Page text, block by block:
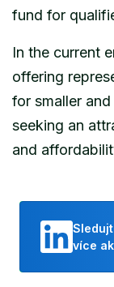
fund for
In the current
offering
for smaller
seeking an
and
více